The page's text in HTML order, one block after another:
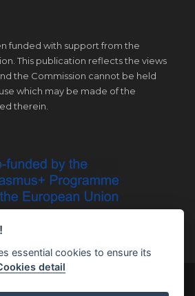
funded with support from the
This publication reflects the views
the Commission cannot be held
which may be made of the
therein.
essential cookies to ensure its
detail